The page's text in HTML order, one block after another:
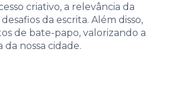
criativo, a relevância da
da escrita. Além disso,
de bate-papo, valorizando a
nossa cidade.